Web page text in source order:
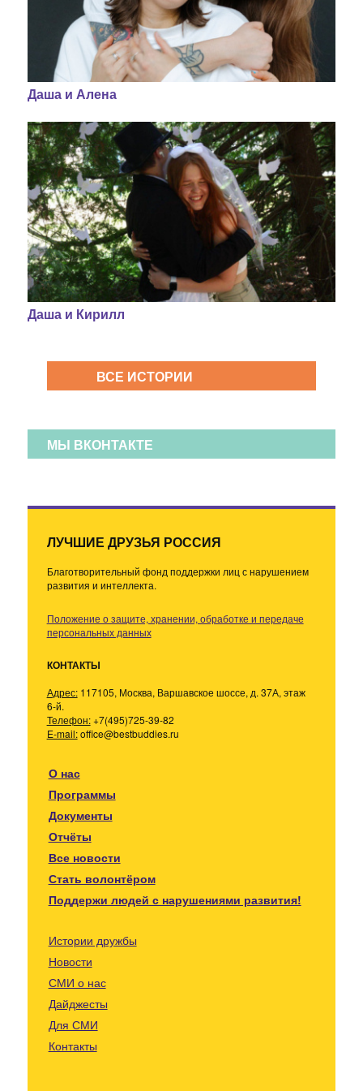
Даша и Алена
Даша и Кирилл
ВСЕ ИСТОРИИ
МЫ ВКОНТАКТЕ
ЛУЧШИЕ ДРУЗЬЯ РОССИЯ
Благотворительный фонд поддержки лиц с нарушением
развития и интеллекта.
Положение о защите, хранении, обработке и передаче
персональных данных
КОНТАКТЫ
Адрес:117105, Москва, Варшавское шоссе, д. 37А, этаж
6-й.
Телефон:+7(495)725-39-82
E-mail:office@bestbuddies.ru
О нас
Программы
Документы
Отчёты
Все новости
Стать волонтёром
Поддержи людей с нарушениями развития!
Истории дружбы
Новости
СМИ о нас
Дайджесты
Для СМИ
Контакты